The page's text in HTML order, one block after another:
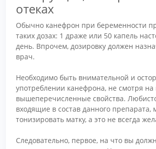
отеках
Обычно канефрон при беременности
таких дозах: 1 драже или 50 капель
день. Впрочем, дозировку должен
врач.
Необходимо быть внимательной и
употреблении канефрона, не смотря на
вышеперечисленные свойства.
входящие в состав данного препарата,
тонизировать матку, а это не всегда
Следовательно, первое, на что вы